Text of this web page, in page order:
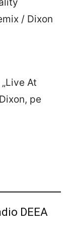
/ Dixon
At
pe
DEEA